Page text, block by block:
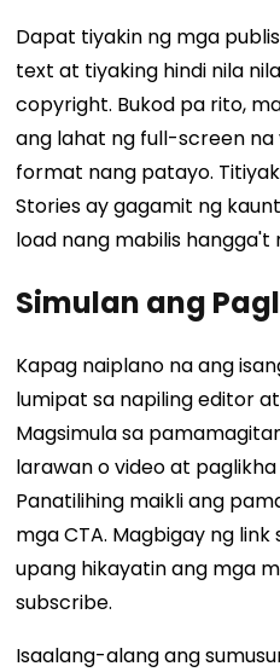
Dapat tiyakin ng mga
text at tiyaking hindi nila
copyright. Bukod pa rito,
ang lahat ng full-screen
format nang patayo.
Stories ay gagamit ng
load nang mabilis hangga't
Simulan ang
Kapag naiplano na ang
lumipat sa napiling editor
Magsimula sa
larawan o video at
Panatilihing maikli ang
mga CTA. Magbigay ng link
upang hikayatin ang mga
subscribe.
Isaalang-alang ang